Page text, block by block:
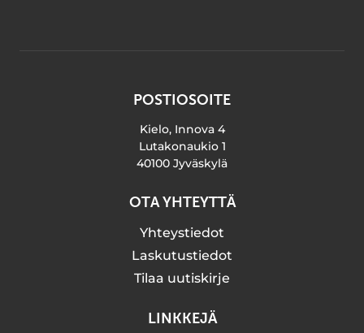
POSTIOSOITE
Kielo, Innova 4
Lutakonaukio 1
40100 Jyväskylä
OTA YHTEYTTÄ
Yhteystiedot
Laskutustiedot
Tilaa uutiskirje
LINKKEJÄ